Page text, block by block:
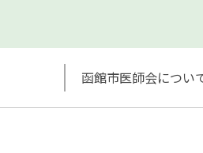
函館市医師会につい